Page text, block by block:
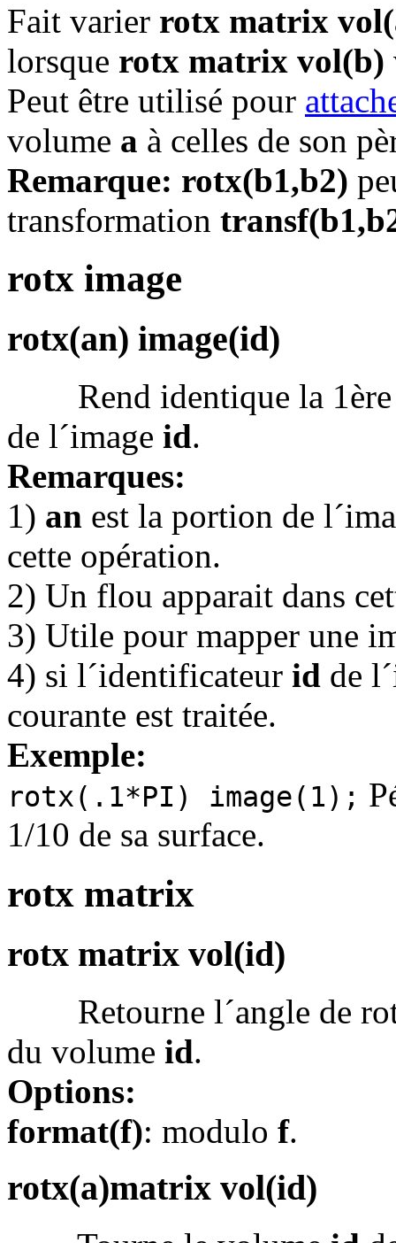
Fait varier rotx matrix
lorsque rotx matrix vol(b)
Peut être utilisé pour
volume a à celles de son
Remarque: rotx(b1,b2)
transformation
rotx image
rotx(an) image(id)
Rend identique la 1ère
de l´image id.
Remarques:
1) an est la portion de
cette opération.
2) Un flou apparait dans
3) Utile pour mapper une
4) si l´identificateur id de
courante est traitée.
Exemple:
rotx(.1*PI) image(1);
1/10 de sa surface.
rotx matrix
rotx matrix vol(id)
Retourne l´angle de
du volume id.
Options:
format(f): modulo f.
rotx(a)matrix vol(id)